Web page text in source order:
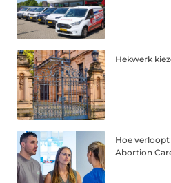
Hekwerk
Hoe
Abortion